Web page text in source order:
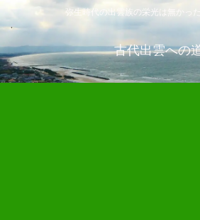
弥生時代の出雲族の栄光は無かっ
古代出雲への